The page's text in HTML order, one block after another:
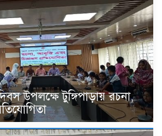
উপলক্ষে টুঙ্গিপাড়ায় রচনা,